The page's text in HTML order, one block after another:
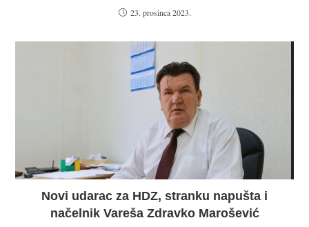
23. prosinca 2023.
Novi udarac za HDZ, stranku napušta i
načelnik Vareša Zdravko Marošević